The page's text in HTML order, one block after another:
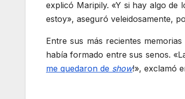
explicó Maripily. «Y si hay algo de
estoy», aseguró veleidosamente,
Entre sus más recientes
había formado entre sus senos.
me quedaron de show!», exclamó